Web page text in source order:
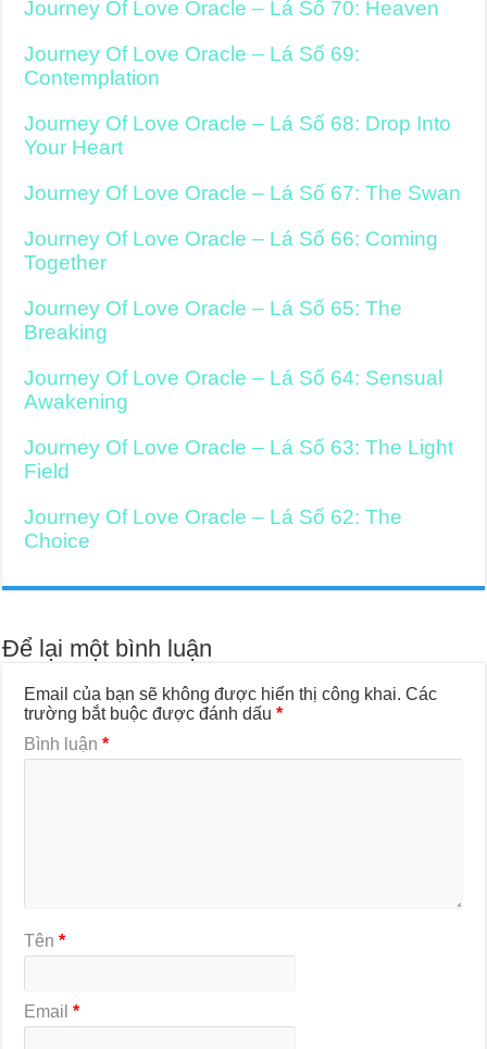
Journey Of Love Oracle – Lá Số 70: Heaven
Journey Of Love Oracle – Lá Số 69:
Contemplation
Journey Of Love Oracle – Lá Số 68: Drop Into
Your Heart
Journey Of Love Oracle – Lá Số 67: The Swan
Journey Of Love Oracle – Lá Số 66: Coming
Together
Journey Of Love Oracle – Lá Số 65: The
Breaking
Journey Of Love Oracle – Lá Số 64: Sensual
Awakening
Journey Of Love Oracle – Lá Số 63: The Light
Field
Journey Of Love Oracle – Lá Số 62: The
Choice
Để lại một bình luận
Email của bạn sẽ không được hiển thị công khai. Các
trường bắt buộc được đánh dấu*
Bình luận*
Tên*
Email*